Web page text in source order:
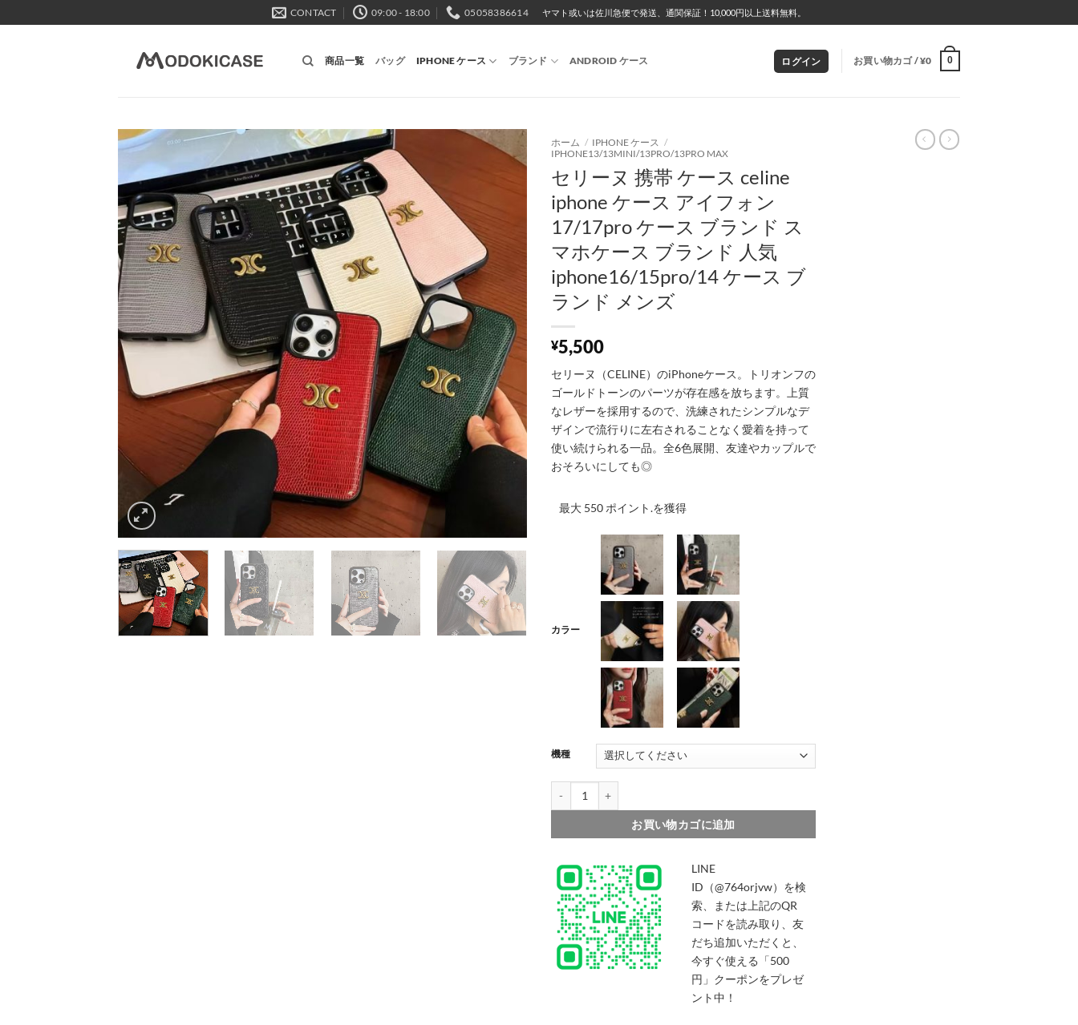
to
CONTACT 09:00 - 18:00 05058386614 ヤマト或いは佐川急便で発送、通関保証！10,000円以上送料無料。
商品一覧 バッグ IPHONE ケース ブランド ANDROID ケース ログイン お買い物カゴ /¥0 0
ホーム / IPHONE ケース /
IPHONE13/13MINI/13PRO/13PRO MAX
セリーヌ 携帯 ケース celine
iphone ケース アイフォン
17/17pro ケース ブランド ス
マホケース ブランド 人気
iphone16/15pro/14 ケース ブ
ランド メンズ
¥5,500
セリーヌ（CELINE）のiPhoneケース。トリオンフの
ゴールドトーンのパーツが存在感を放ちます。上質
なレザーを採用するので、洗練されたシンプルなデ
ザインで流行りに左右されることなく愛着を持って
使い続けられる一品。全6色展開、友達やカップルで
おそろいにしても◎
最大 550 ポイント.を獲得
カラー 001 002
003 004
005
機種
お買い物カゴに追加
LINE
ID（@764orjvw）を検
索、または上記のQR
コードを読み取り、友
だち追加いただくと、
今すぐ使える「500
円」クーポンをプレゼ
ント中！